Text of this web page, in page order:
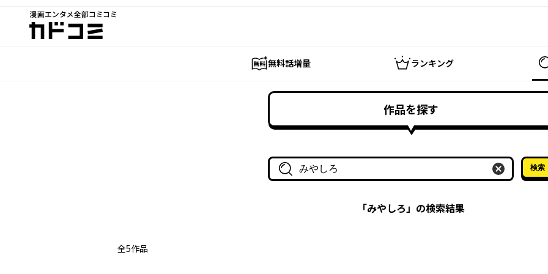
漫画エンタメ全部コミコミ
カドコミ
無料話増量 ランキング
作品を探す
作品名・作家名で探す
検索
「みやしろ」の検索結果
全5作品